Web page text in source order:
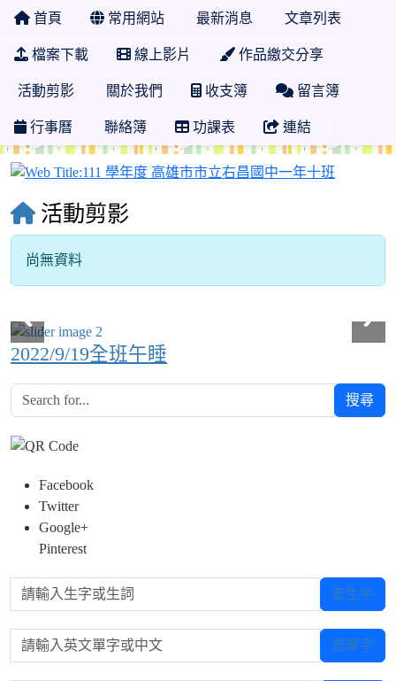
首頁 常用網站 最新消息 文章列表
檔案下載 線上影片 作品繳交分享
活動剪影 關於我們 收支簿 留言簿
行事曆 聯絡簿 功課表 連結
活動剪影
尚無資料
2022/9/19全班午睡
搜尋
Facebook
Twitter
Google+
Pinterest
請輸入生字或生詞 查生字
請輸入英文單字或中文 查單字